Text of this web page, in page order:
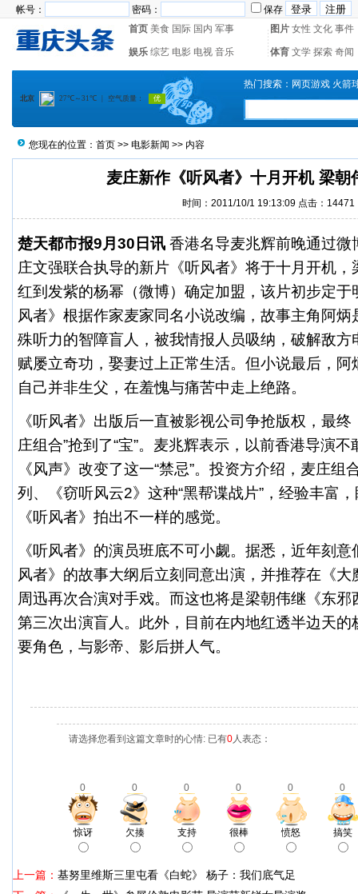
帐号： 密码：
保存
首页 美食 国际 国内 军事 图片 女性 文化 事件
娱乐 综艺 电影 电视 音乐 体育 文学 探索 奇闻
热门搜索： 网页游戏 火箭
您现在的位置： 首页 >> 电影新闻 >> 内容
麦庄新作《听风者》十月开机 梁朝
时间：2011/10/1 19:13:09 点击：14471
楚天都市报9月30日讯 香港名导麦兆辉前晚通过微
庄文强联合执导的新片《听风者》将于十月开机，
红到发紫的杨幂 （微博）确定加盟，该片初步定
风者》根据作家麦家同名小说改编，故事主角阿
殊听力的智障盲人，被我情报人员吸纳，破解敌方
赋屡立奇功，娶妻过上正常生活。但小说最后，
自己并非生父，在羞愧与痛苦中走上绝路。
《听风者》出版后一直被影视公司争抢版权，最终
庄组合”抢到了“宝”。麦兆辉表示，以前香港导演
《风声》改变了这一“禁忌”。投资方介绍，麦庄组
列、《窃听风云2》这种“黑帮谍战片”，经验丰富
《听风者》拍出不一样的感觉。
《听风者》的演员班底不可小觑。据悉，近年刻
风者》的故事大纲后立刻同意出演，并推荐在《
周迅再次合演对手戏。而这也将是梁朝伟继《东
第三次出演盲人。此外，目前在内地红透半边天的
要角色，与影帝、影后拼人气。
请选择您看到这篇文章时的心情: 已有0人表态：
0 0 0 0 0 0
惊讶 欠揍 支持 很棒 愤怒 搞笑
上一篇： 基努里维斯三里屯看《白蛇》 杨子：我们底气足